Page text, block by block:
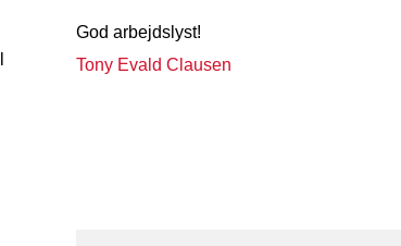
God arbejdslyst!
Tony Evald Clausen